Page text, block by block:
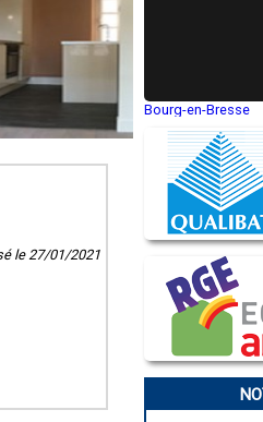
le 27/01/2021
Bourg-en-Bresse
Montluçon
Manosque
Gap
Charleville-Mézières
Pamiers
Narbonne
Rodez
Marseille
Caen
Angoulême
La Rochelle
Brive-la-Gaillarde